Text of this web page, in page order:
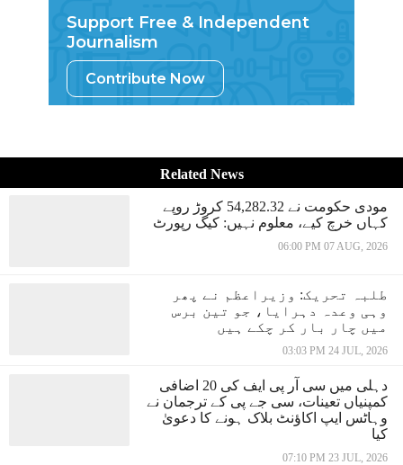
Support Free & Independent
Journalism
Contribute Now
Related News
مودی حکومت نے 54,282.32 کروڑ روپے
کہاں خرچ کیے، معلوم نہیں: کیگ رپورٹ
06:00 PM 07 AUG, 2026
طلبہ تحریک: وزیراعظم نے پھر
وہی وعدہ دہرایا، جو تین برس
میں چار بار کر چکے ہیں
03:03 PM 24 JUL, 2026
دہلی میں سی آر پی ایف کی 20 اضافی
کمپنیاں تعینات، سی جے پی کے ترجمان نے
وہاٹس ایپ اکاؤنٹ بلاک ہونے کا دعویٰ
کیا
07:10 PM 23 JUL, 2026